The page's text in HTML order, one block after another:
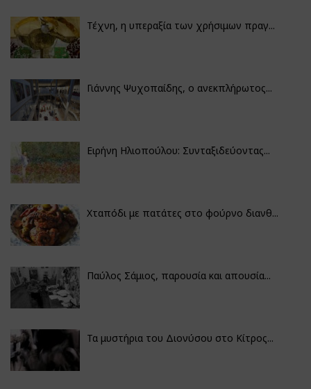
Τέχνη, η υπεραξία των χρήσιμων πραγ...
Γιάννης Ψυχοπαίδης, ο ανεκπλήρωτος...
Ειρήνη Ηλιοπούλου: Συνταξιδεύοντας...
Χταπόδι με πατάτες στο φούρνο διανθ...
Παύλος Σάμιος, παρουσία και απουσία...
Τα μυστήρια του Διονύσου στο Κίτρος...